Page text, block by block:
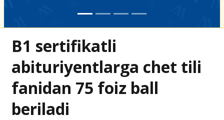
B1 sertifikatli
abituriyentlarga chet tili
fanidan 75 foiz ball
beriladi